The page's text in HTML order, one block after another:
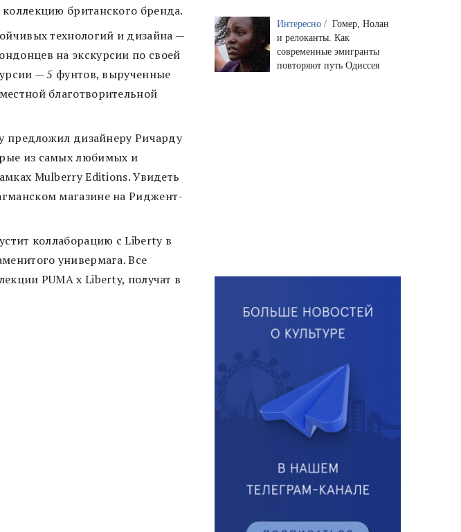
британского бренда.
технологий и дизайна —
на экскурсии по своей
— 5 фунтов, вырученные
благотворительной
предложил дизайнеру Ричарду
из самых любимых и
Mulberry Editions. Увидеть
магазине на Риджент-
коллаборацию с Liberty в
универмага. Все
PUMA x Liberty, получат в
Интересно / Гомер, Нолан
и релоканты. Как
современные эмигранты
повторяют путь Одиссея